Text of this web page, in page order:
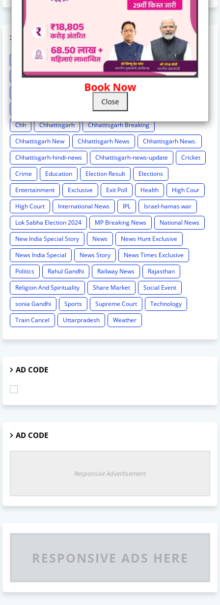
Book Now
Close
LABELS
Astrology BCCI Big breaking Bilaspur
Bilaspur New
Bilaspur News
Bilaspur News.
Bilaspur-hindi-news
Breaking News Cg Breaking
CG politics
Chh
Chhattisgarh
Chhattisgarh Breaking
Chhattisgarh New
Chhattisgarh News
Chhattisgarh News.
Chhattisgarh-hindi-news
Chhattisgarh-news-update
Cricket
Crime
Education Election Result
Elections
Entertainment
Exclusive Exit Poll Health
High Cour
High Court
International News IPL
Israel-hamas war
Lok Sabha Election 2024
MP Breaking News
National News
New India Special Story
News
News Hunt Exclusive
News India Special
News Story
News Times Exclusive
Politics
Rahul Gandhi Railway News
Rajasthan
Religion And Spirituality
Share Market
Social Event
sonia Gandhi
Sports Supreme Court
Technology
Train Cancel
Uttarpradesh Weather
AD CODE
AD CODE
Responsive Advertisement
RESPONSIVE ADS HERE